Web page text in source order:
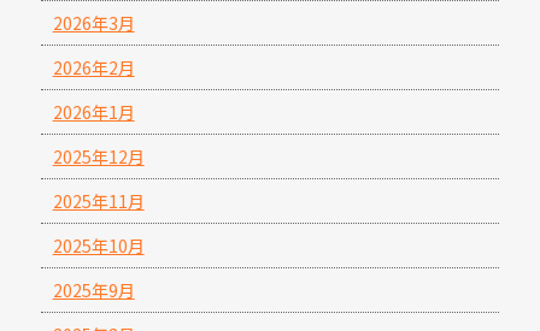
2026年3月
2026年2月
2026年1月
2025年12月
2025年11月
2025年10月
2025年9月